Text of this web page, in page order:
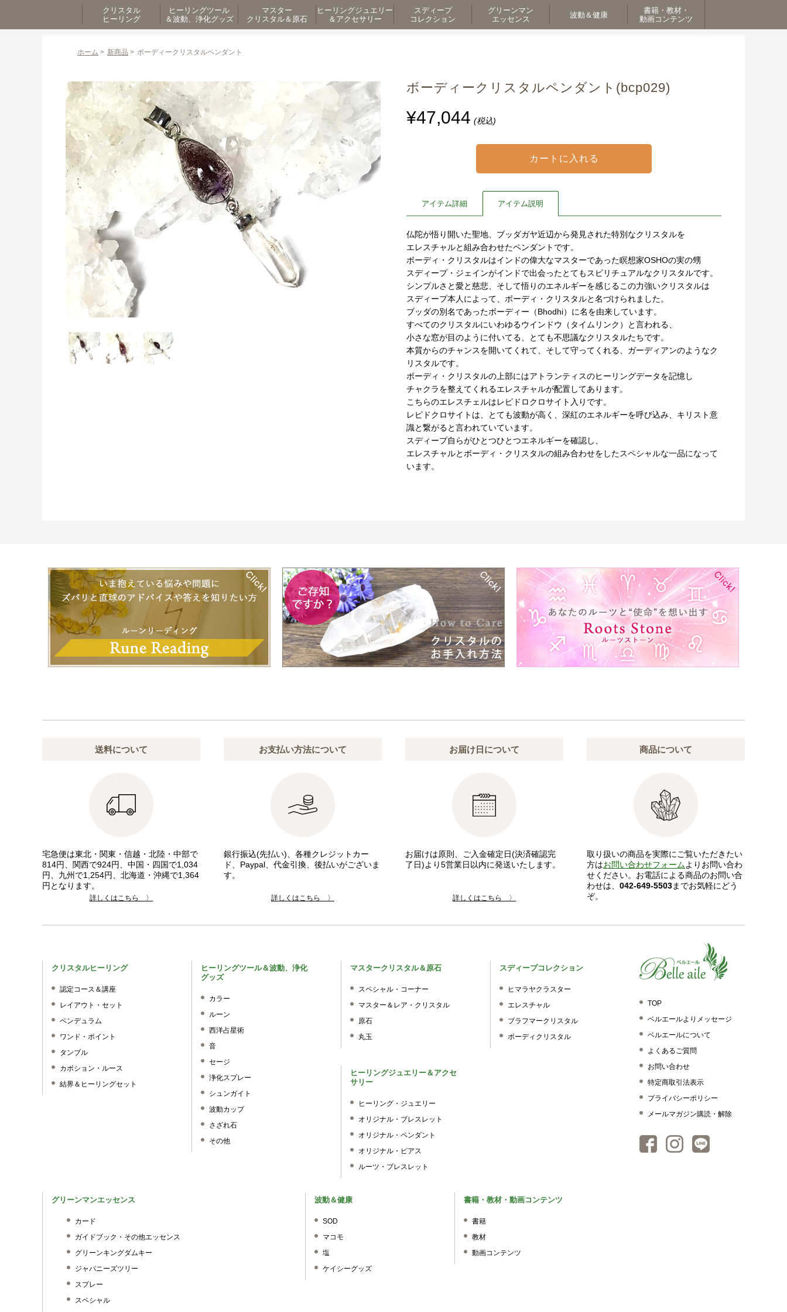
クリスタル
ヒーリング
ヒーリングツール
＆波動、浄化グッズ
マスター
クリスタル＆原石
ヒーリングジュエリー
＆アクセサリー
スディープ
コレクション
グリーンマン
エッセンス
波動＆健康
書籍・教材・
動画コンテンツ
ホーム > 新商品 > ボーディークリスタルペンダント
ボーディークリスタルペンダント(bcp029)
¥47,044 (税込)
アイテム詳細 アイテム説明
仏陀が悟り開いた聖地、ブッダガヤ近辺から発見された特別なクリスタルを
エレスチャルと組み合わせたペンダントです。
ボーディ・クリスタルはインドの偉大なマスターであった瞑想家OSHOの実の甥
スディープ・ジェインがインドで出会ったとてもスピリチュアルなクリスタルです。
シンプルさと愛と慈悲、そして悟りのエネルギーを感じるこの力強いクリスタルは
スディープ本人によって、ボーディ・クリスタルと名づけられました。
ブッダの別名であったボーディー（Bhodhi）に名を由来しています。
すべてのクリスタルにいわゆるウインドウ（タイムリンク）と言われる、
小さな窓が目のように付いてる、とても不思議なクリスタルたちです。
本質からのチャンスを開いてくれて、そして守ってくれる、ガーディアンのようなク
リスタルです。
ボーディ・クリスタルの上部にはアトランティスのヒーリングデータを記憶し
チャクラを整えてくれるエレスチャルが配置してあります。
こちらのエレスチェルはレピドロクロサイト入りです。
レピドクロサイトは、とても波動が高く、深紅のエネルギーを呼び込み、キリスト意
識と繋がると言われていています。
スディープ自らがひとつひとつエネルギーを確認し、
エレスチャルとボーディ・クリスタルの組み合わせをしたスペシャルな一品になって
います。
送料について
宅急便は東北・関東・信越・北陸・中部で
814円、関西で924円、中国・四国で1,034
円、九州で1,254円、北海道・沖縄で1,364
円となります。
詳しくはこちら 〉
お支払い方法について
銀行振込(先払い)、各種クレジットカー
ド、Paypal、代金引換、後払いがございま
す。
詳しくはこちら 〉
お届け日について
お届けは原則、ご入金確定日(決済確認完
了日)より5営業日以内に発送いたします。
詳しくはこちら 〉
商品について
取り扱いの商品を実際にご覧いただきたい
方はお問い合わせフォームよりお問い合わ
せください。お電話による商品のお問い合
わせは、 042-649-5503までお気軽にどう
ぞ。
TOP
ベルエールよりメッセージ
ベルエールについて
よくあるご質問
お問い合わせ
特定商取引法表示
プライバシーポリシー
メールマガジン購読・解除
クリスタルヒーリング
認定コース＆講座
レイアウト・セット
ペンデュラム
ワンド・ポイント
タンブル
カボション・ルース
結界＆ヒーリングセット
ヒーリングツール＆波動、浄化
グッズ
カラー
ルーン
西洋占星術
音
セージ
浄化スプレー
シュンガイト
波動カップ
さざれ石
その他
マスタークリスタル＆原石
スペシャル・コーナー
マスター＆レア・クリスタル
原石
丸玉
ヒーリングジュエリー＆アクセ
サリー
ヒーリング・ジュエリー
オリジナル・ブレスレット
オリジナル・ペンダント
オリジナル・ピアス
ルーツ・ブレスレット
スディープコレクション
ヒマラヤクラスター
エレスチャル
ブラフマークリスタル
ボーディクリスタル
グリーンマンエッセンス
カード
ガイドブック・その他エッセンス
グリーンキングダムキー
ジャパニーズツリー
スプレー
スペシャル
波動＆健康
SOD
マコモ
塩
ケイシーグッズ
書籍・教材・動画コンテンツ
書籍
教材
動画コンテンツ